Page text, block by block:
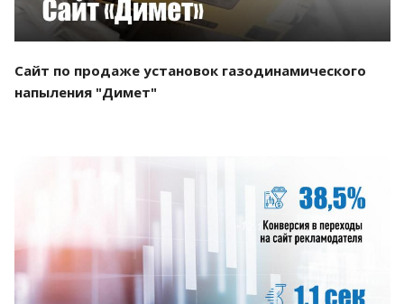
Сайт по продаже установок газодинамического
напыления "Димет"